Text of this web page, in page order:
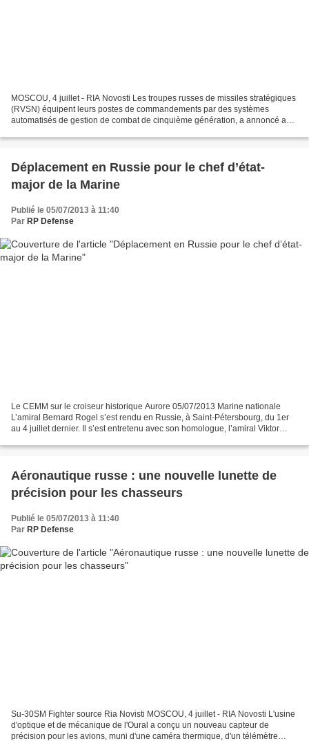
MOSCOU, 4 juillet - RIA Novosti Les troupes russes de missiles stratégiques
(RVSN) équipent leurs postes de commandements par des systèmes
automatisés de gestion de combat de cinquième génération, a annoncé aux
Déplacement en Russie pour le chef d’état-
major de la Marine
Publié le 05/07/2013 à 11:40
Par RP Defense
Le CEMM sur le croiseur historique Aurore 05/07/2013 Marine nationale
L’amiral Bernard Rogel s’est rendu en Russie, à Saint-Pétersbourg, du 1er
au 4 juillet dernier. Il s’est entretenu avec son homologue, l’amiral Viktor
Aéronautique russe : une nouvelle lunette de
précision pour les chasseurs
Publié le 05/07/2013 à 11:40
Par RP Defense
Su-30SM Fighter source Ria Novisti MOSCOU, 4 juillet - RIA Novosti L'usine
d'optique et de mécanique de l'Oural a conçu un nouveau capteur de
précision pour les avions, muni d'une caméra thermique, d'un télémètre